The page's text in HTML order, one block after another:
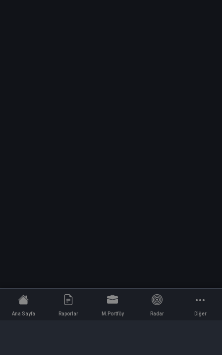
Ana Sayfa Raporlar M.Portföy Radar Diğer